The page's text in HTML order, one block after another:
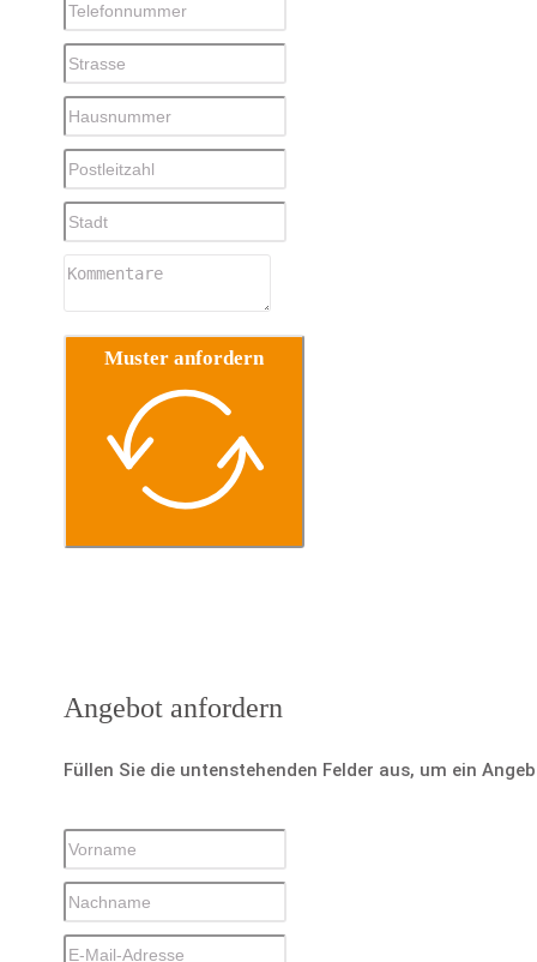
Muster anfordern
Angebot anfordern
Füllen Sie die untenstehenden Felder aus, um ein